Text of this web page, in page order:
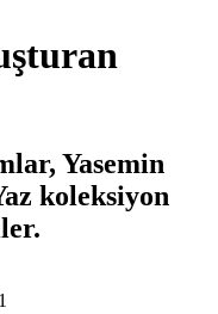
Yasemin
koleksiyon